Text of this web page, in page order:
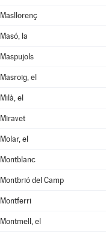
Masllorenç
Masó, la
Maspujols
Masroig, el
Milà, el
Miravet
Molar, el
Montblanc
Montbrió del Camp
Montferri
Montmell, el